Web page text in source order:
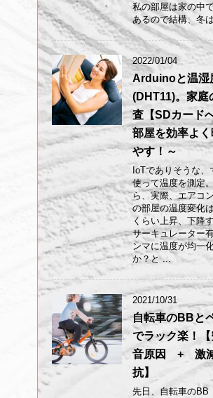
私の部屋は家の中
あるので結構、冬
2022/01/04
Arduinoと温湿
(DHT11)。家庭
査【SDカード
部屋を効率よ
やす！～
IoTでありそうな、
使って温度を測定
ら、実際、エアコ
の部屋の温度変化
くらい上昇、下降
サーキュレーター
ンマに温度が均一
か？と ...
2021/10/31
自転車のBBと
でラック楽！
音原因 + 激
抗】
先日、自転車のBB